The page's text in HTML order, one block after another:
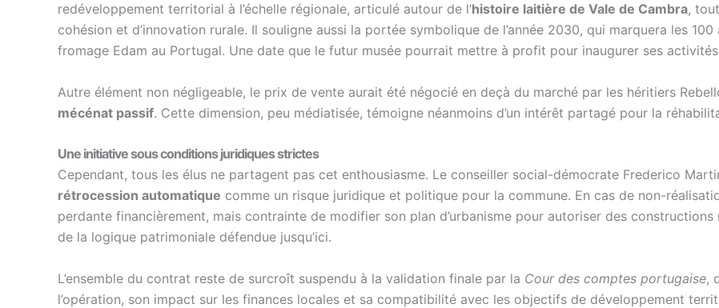
redéveloppement territorial à l’échelle régionale, articulé autour de l’histoire laitière de Vale de Cambra,
cohésion et d’innovation rurale. Il souligne aussi la portée symbolique de l’année 2030, qui marquera les
fromage Edam au Portugal. Une date que le futur musée pourrait mettre à profit pour inaugurer ses
Autre élément non négligeable, le prix de vente aurait été négocié en deçà du marché par les héritiers
mécénat passif. Cette dimension, peu médiatisée, témoigne néanmoins d’un intérêt partagé pour la
Une initiative sous conditions juridiques strictes
Cependant, tous les élus ne partagent pas cet enthousiasme. Le conseiller social-démocrate Frederico
rétrocession automatique comme un risque juridique et politique pour la commune. En cas de non-
perdante financièrement, mais contrainte de modifier son plan d’urbanisme pour autoriser des
de la logique patrimoniale défendue jusqu’ici.
L’ensemble du contrat reste de surcroît suspendu à la validation finale par la Cour des comptes portugaise,
l’opération, son impact sur les finances locales et sa compatibilité avec les objectifs de développement